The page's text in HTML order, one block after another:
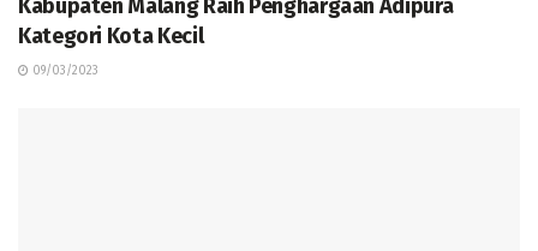
Kabupaten Malang Raih Penghargaan Adipura
Kategori Kota Kecil
09/03/2023